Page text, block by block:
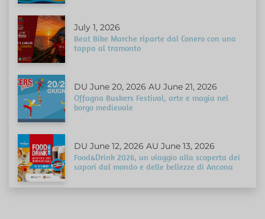
July 1, 2026
Beat Bike Marche riparte dal Conero con una
tappa al tramonto
DU June 20, 2026 AU June 21, 2026
Offagna Buskers Festival, arte e magia nel
borgo medievale
DU June 12, 2026 AU June 13, 2026
Food&Drink 2026, un viaggio alla scoperta dei
sapori dal mondo e delle bellezze di Ancona